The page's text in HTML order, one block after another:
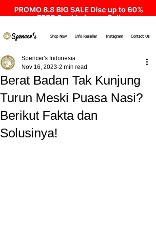
Shop Now Info Reseller Instagram Contact Us
Berat Badan Tak Kunjung
Turun Meski Puasa Nasi?
Berikut Fakta dan
Solusinya!
Spencer's Indonesia
Nov 16, 2023 2 min read